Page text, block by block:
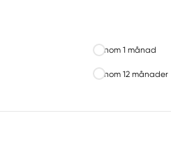
Inom 1 månad
Inom 12 månader